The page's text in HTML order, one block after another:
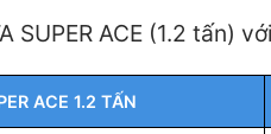
SUPER ACE (1.2 tấn)
ACE 1.2 TẤN